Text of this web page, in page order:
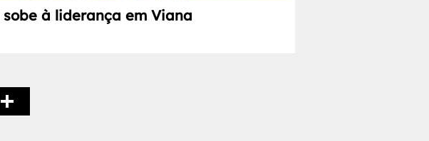
sobe à liderança em Viana